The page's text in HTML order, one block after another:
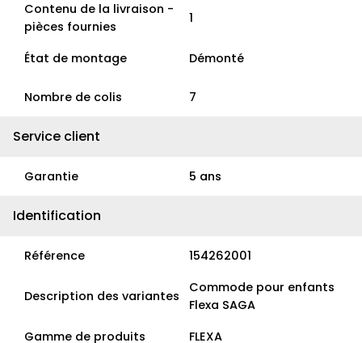
Contenu de la livraison -
pièces fournies
1
État de montage Démonté
Nombre de colis 7
Service client
Garantie 5 ans
Identification
Référence 154262001
Description des variantes
Commode pour enfants
Flexa SAGA
Gamme de produits
FLEXA